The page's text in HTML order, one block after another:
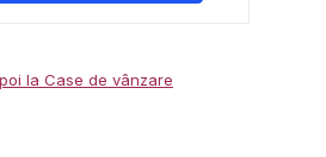
la Case de vânzare